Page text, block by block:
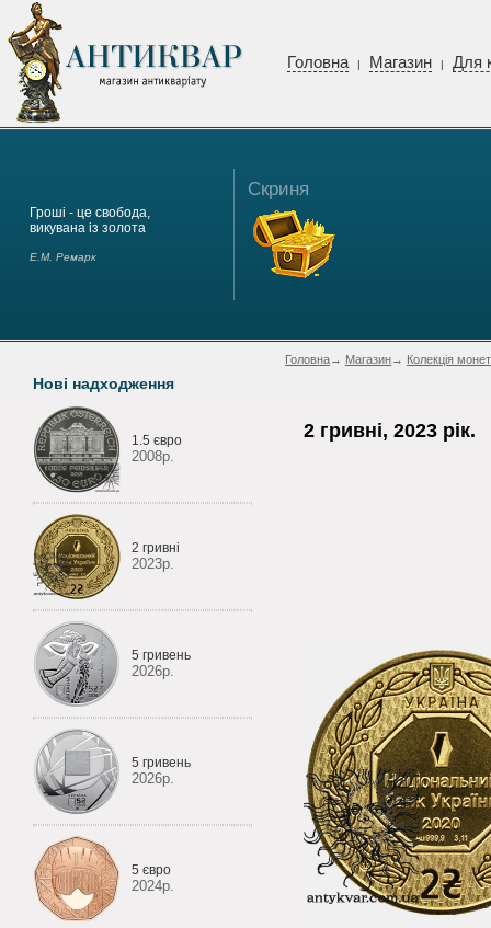
Головна | Магазин | Для
Гроші - це свобода,
викувана із золота
Е.М. Ремарк
Скриня
Нові надходження
1.5 євро
2008р.
2 гривні
2023р.
5 гривень
2026р.
5 гривень
2026р.
5 євро
2024р.
Головна→ Магазин→ Колекція монет
2 гривні, 2023 рік.